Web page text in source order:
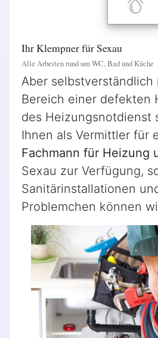
Ihr Klempner für Sexau
Alle Arbeiten rund um WC, Bad und Küche
Aber selbstverständlich
Bereich einer defekten
des Heizungsnotdienst
Ihnen als Vermittler für
Fachmann für Heizung
Sexau zur Verfügung,
Sanitärinstallationen
Problemchen können